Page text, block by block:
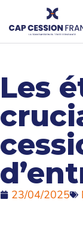
Les
23/04/2025